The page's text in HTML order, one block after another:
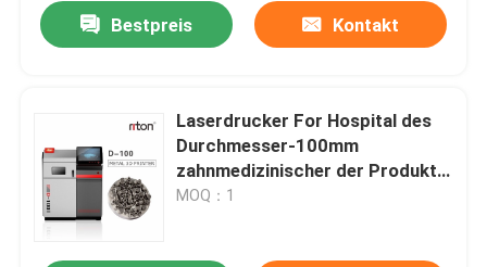
Bestpreis Kontakt
Laserdrucker For Hospital des
Durchmesser-100mm
zahnmedizinischer der Produkt-
3d
MOQ：1